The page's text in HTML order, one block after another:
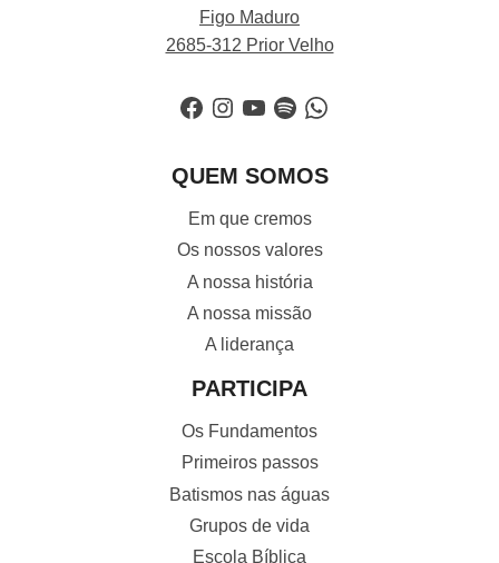
Figo Maduro
2685-312 Prior Velho
Facebook
Instagram
YouTube
SpotifyWhatsApp
QUEM SOMOS
Em que cremos
Os nossos valores
A nossa história
A nossa missão
A liderança
PARTICIPA
Os Fundamentos
Primeiros passos
Batismos nas águas
Grupos de vida
Escola Bíblica